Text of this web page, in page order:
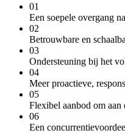
01
Een soepele overgang
02
Betrouwbare en
03
Ondersteuning bij het
04
Meer proactieve,
05
Flexibel aanbod om aan
06
Een